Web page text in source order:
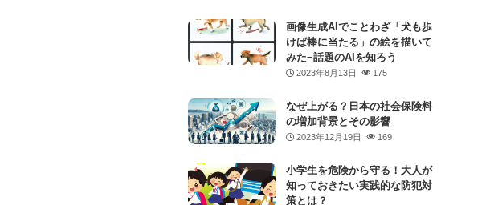
画像生成AIでことわざ「犬も歩
けば棒に当たる」の絵を描いて
みた−話題のAIを知ろう
2023年8月13日 175
なぜ上がる？日本の社会保険料
の増加背景とその影響
2023年12月19日 169
小学生を危険から守る！大人が
知っておきたい実践的な防犯対
策とは？